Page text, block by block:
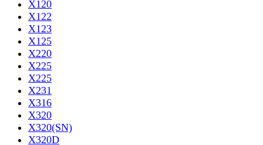
X120
X122
X123
X125
X220
X225
X225
X231
X316
X320
X320(SN)
X320D